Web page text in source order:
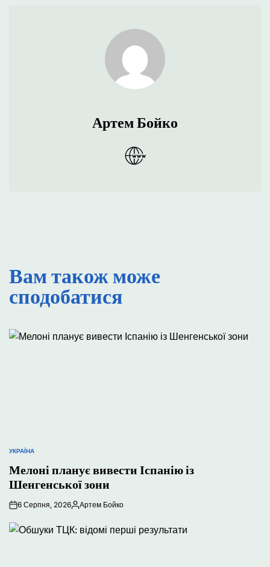
Артем Бойко
Вам також може
сподобатися
ОПУБЛІКУВАТИ
УКРАЇНА
Мелоні планує вивести Іспанію із
Шенгенської зони
6 Серпня, 2026Опубліковано
Артем Бойко